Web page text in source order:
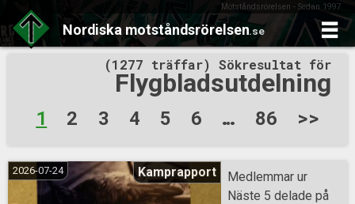
Motståndsrörelsen - Sedan 1997
Nordiska motståndsrörelsen.se
to
content
(1277 träffar) Sökresultat för
Flygbladsutdelning
Sidnumrering
för
inlägg
1 2 3 4 5 6 … 86 >>
2026-07-24 Kamprapport
Medlemmar ur
Näste 5 delade på